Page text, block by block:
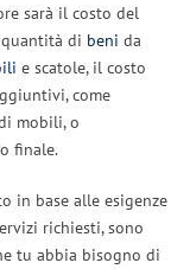
sarà il costo del
di beni da
e scatole, il costo
come
mobili, o
finale.
in base alle esigenze
richiesti, sono
tu abbia bisogno di